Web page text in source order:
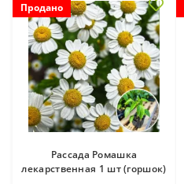
Продано
Рассада Ромашка
лекарственная 1 шт (горшок)